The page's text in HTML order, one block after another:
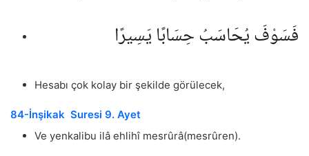
فَسَوْفَ يُحَاسَبُ حِسَابًا يَسِيرًا
Hesabı çok kolay bir şekilde görülecek,
84-İnşikak Suresi 9. Ayet
Ve yenkalibu ilâ ehlihî mesrûrâ(mesrûren).